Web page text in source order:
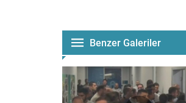
Benzer Galeriler